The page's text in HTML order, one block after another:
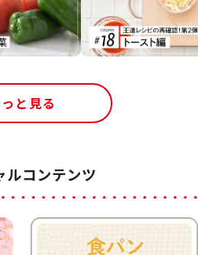
と見る
ルコンテンツ